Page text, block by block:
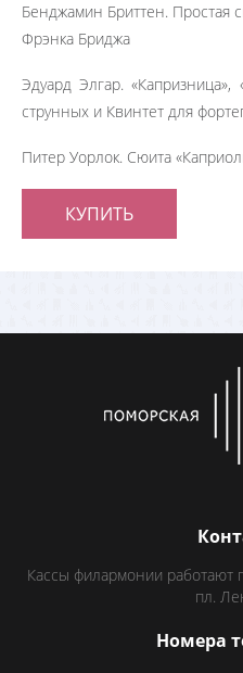
Бенджамин Бриттен. Простая
Фрэнка Бриджа
Эдуард Элгар.
струнных и Квинтет для
Питер Уорлок. Сюита
КУПИТЬ
Кассы филармонии работают
пл.
Номера